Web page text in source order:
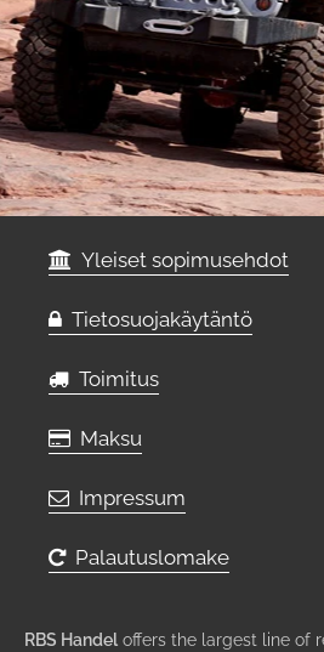
Yleiset sopimusehdot
Tietosuojakäytäntö
Toimitus
Maksu
Impressum
Palautuslomake
RBS Handel offers the largest line of